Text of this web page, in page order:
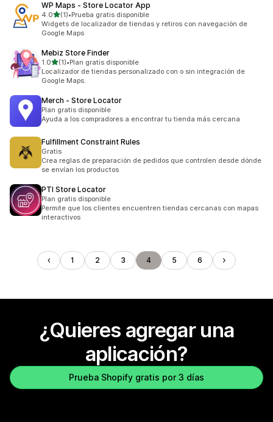
WP Maps ‑ Store Locator App
4.0de 5 estrellas
(1)
1 reseñas en total
•Prueba gratis disponible
Widgets de localizador de tiendas y retiros con navegación de
Google Maps
Mebiz Store Finder
1.0de 5 estrellas
(1)
1 reseñas en total
•Plan gratis disponible
Localizador de tiendas personalizado con o sin integración de
Google Maps.
Merch ‑ Store Locator
Plan gratis disponible
Ayuda a los compradores a encontrar tu tienda más cercana
Fulfillment Constraint Rules
Gratis
Crea reglas de preparación de pedidos que controlen desde dónde
se envían los productos
PTI Store Locator
Plan gratis disponible
Permite que los clientes encuentren tiendas cercanas con mapas
interactivos
1 2 3 4 5 6
¿Quieres agregar una
aplicación?
Prueba Shopify gratis por 3 días